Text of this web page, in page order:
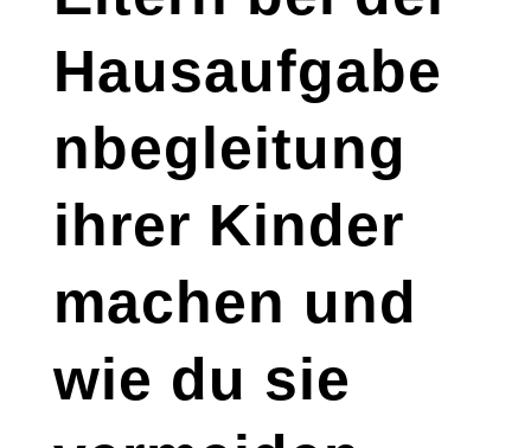
Hausaufgabe
nbegleitung
ihrer Kinder
machen und
wie du sie